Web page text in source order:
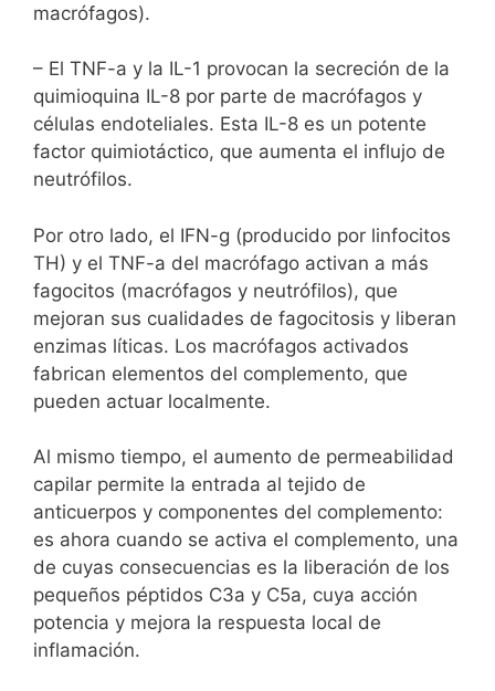
macrófagos).
– El TNF-a y la IL-1 provocan la secreción de la
quimioquina IL-8 por parte de macrófagos y
células endoteliales. Esta IL-8 es un potente
factor quimiotáctico, que aumenta el influjo de
neutrófilos.
Por otro lado, el IFN-g (producido por linfocitos
TH) y el TNF-a del macrófago activan a más
fagocitos (macrófagos y neutrófilos), que
mejoran sus cualidades de fagocitosis y liberan
enzimas líticas. Los macrófagos activados
fabrican elementos del complemento, que
pueden actuar localmente.
Al mismo tiempo, el aumento de permeabilidad
capilar permite la entrada al tejido de
anticuerpos y componentes del complemento:
es ahora cuando se activa el complemento, una
de cuyas consecuencias es la liberación de los
pequeños péptidos C3a y C5a, cuya acción
potencia y mejora la respuesta local de
inflamación.